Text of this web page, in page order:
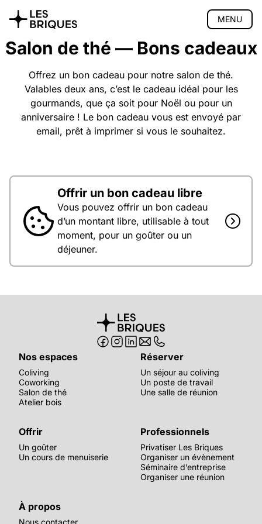
MENU
Coliving
Coworking
Salon de thé
Présentation
Carte
Évènements
Accès
Réserver
Atelier bois
Privatisation
🇬🇧 English version
Salon de thé — Bons cadeaux
Offrez un bon cadeau pour notre salon de thé.
Valables deux ans, c’est le cadeau idéal pour les
gourmands, que ça soit pour Noël ou pour un
anniversaire ! Le bon cadeau vous est envoyé par
email, prêt à imprimer si vous le souhaitez.
Offrir un bon cadeau libre
Vous pouvez offrir un bon cadeau
d’un montant libre, utilisable à tout
moment, pour un goûter ou un
déjeuner.
Nos espaces
Coliving
Coworking
Salon de thé
Atelier bois
Réserver
Un séjour au coliving
Un poste de travail
Une salle de réunion
Offrir
Un goûter
Un cours de menuiserie
Professionnels
Privatiser Les Briques
Organiser un évènement
Séminaire d’entreprise
Organiser une réunion
À propos
Nous contacter